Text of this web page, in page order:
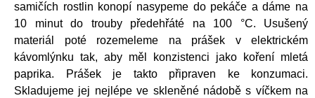
samičích rostlin konopí nasypeme do pekáče a dáme na
10 minut do trouby předehřáté na 100 °C. Usušený
materiál poté rozemeleme na prášek v elektrickém
kávomlýnku tak, aby měl konzistenci jako koření mletá
paprika. Prášek je takto připraven ke konzumaci.
Skladujeme jej nejlépe ve skleněné nádobě s víčkem na